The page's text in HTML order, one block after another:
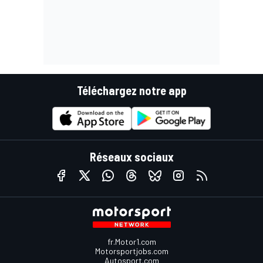
Téléchargez notre app
Réseaux sociaux
fr.Motor1.com
Motorsportjobs.com
Autosport.com